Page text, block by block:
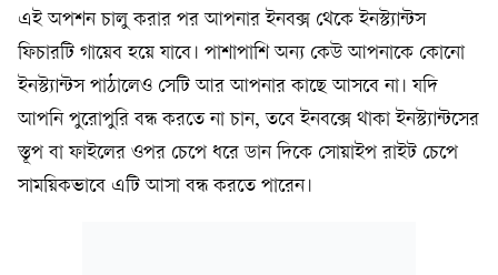
এই অপশন চালু করার পর আপনার ইনবক্স থেকে ইনস্ট্যান্টস
ফিচারটি গায়েব হয়ে যাবে। পাশাপাশি অন্য কেউ আপনাকে কোনো
ইনস্ট্যান্টস পাঠালেও সেটি আর আপনার কাছে আসবে না। যদি
আপনি পুরোপুরি বন্ধ করতে না চান, তবে ইনবক্সে থাকা ইনস্ট্যান্টসের
স্তূপ বা ফাইলের ওপর চেপে ধরে ডান দিকে সোয়াইপ রাইট চেপে
সাময়িকভাবে এটি আসা বন্ধ করতে পারেন।